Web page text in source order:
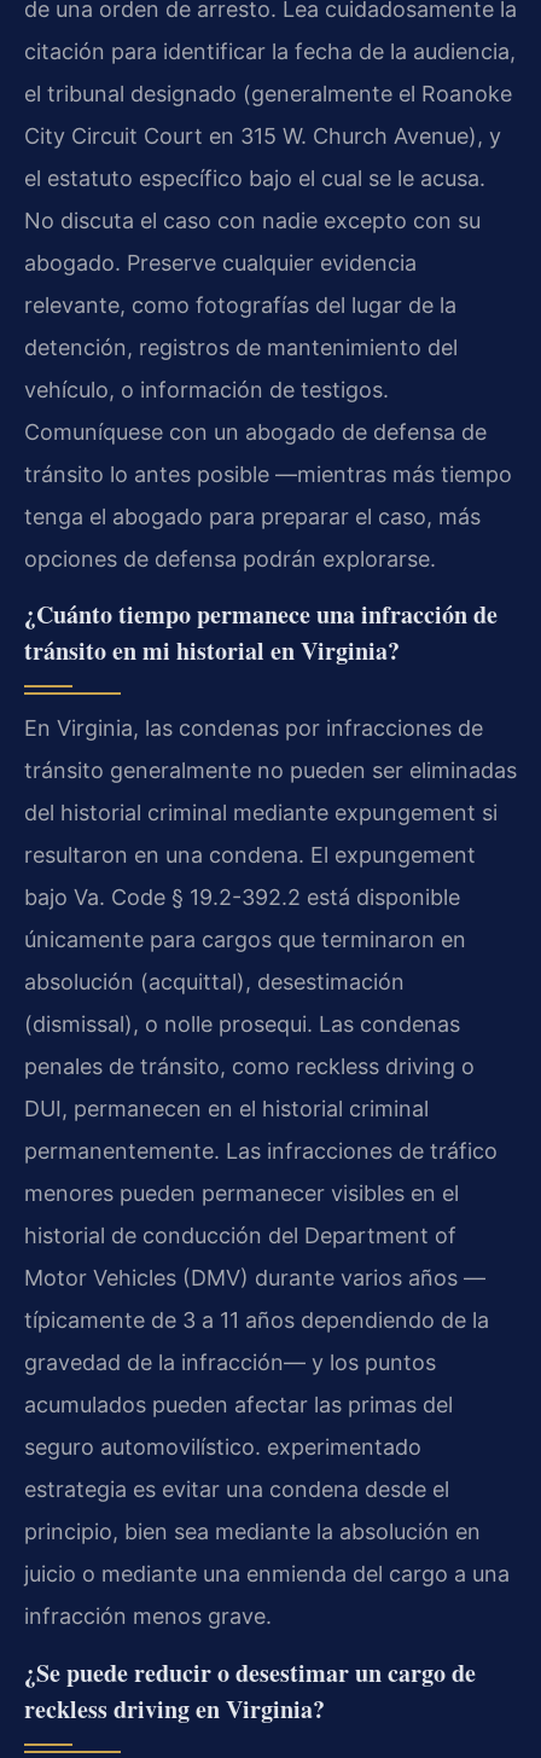
de una orden de arresto. Lea cuidadosamente la
citación para identificar la fecha de la audiencia,
el tribunal designado (generalmente el Roanoke
City Circuit Court en 315 W. Church Avenue), y
el estatuto específico bajo el cual se le acusa.
No discuta el caso con nadie excepto con su
abogado. Preserve cualquier evidencia
relevante, como fotografías del lugar de la
detención, registros de mantenimiento del
vehículo, o información de testigos.
Comuníquese con un abogado de defensa de
tránsito lo antes posible —mientras más tiempo
tenga el abogado para preparar el caso, más
opciones de defensa podrán explorarse.
¿Cuánto tiempo permanece una infracción de
tránsito en mi historial en Virginia?
En Virginia, las condenas por infracciones de
tránsito generalmente no pueden ser eliminadas
del historial criminal mediante expungement si
resultaron en una condena. El expungement
bajo Va. Code § 19.2-392.2 está disponible
únicamente para cargos que terminaron en
absolución (acquittal), desestimación
(dismissal), o nolle prosequi. Las condenas
penales de tránsito, como reckless driving o
DUI, permanecen en el historial criminal
permanentemente. Las infracciones de tráfico
menores pueden permanecer visibles en el
historial de conducción del Department of
Motor Vehicles (DMV) durante varios años —
típicamente de 3 a 11 años dependiendo de la
gravedad de la infracción— y los puntos
acumulados pueden afectar las primas del
seguro automovilístico. experimentado
estrategia es evitar una condena desde el
principio, bien sea mediante la absolución en
juicio o mediante una enmienda del cargo a una
infracción menos grave.
¿Se puede reducir o desestimar un cargo de
reckless driving en Virginia?